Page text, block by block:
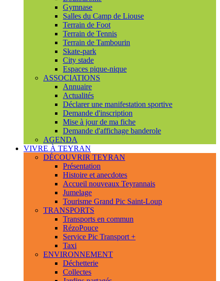
Gymnase
Salles du Camp de Liouse
Terrain de Foot
Terrain de Tennis
Terrain de Tambourin
Skate-park
City stade
Espaces pique-nique
ASSOCIATIONS
Annuaire
Actualités
Déclarer une manifestation sportive
Demande d'inscription
Mise à jour de ma fiche
Demande d'affichage banderole
AGENDA
VIVRE À TEYRAN
DÉCOUVRIR TEYRAN
Présentation
Histoire et anecdotes
Accueil nouveaux Teyrannais
Jumelage
Tourisme Grand Pic Saint-Loup
TRANSPORTS
Transports en commun
RézoPouce
Service Pic Transport +
Taxi
ENVIRONNEMENT
Déchetterie
Collectes